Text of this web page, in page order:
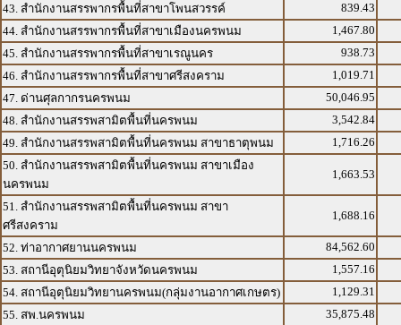
43. สำนักงานสรรพากรพื้นที่สาขาโพนสวรรค์
839.43
44. สำนักงานสรรพากรพื้นที่สาขาเมืองนครพนม
1,467.80
45. สำนักงานสรรพากรพื้นที่สาขาเรณูนคร
938.73
46. สำนักงานสรรพากรพื้นที่สาขาศรีสงคราม
1,019.71
47. ด่านศุลกากรนครพนม
50,046.95
48. สำนักงานสรรพสามิตพื้นที่นครพนม
3,542.84
49. สำนักงานสรรพสามิตพื้นที่นครพนม สาขาธาตุพนม
1,716.26
50. สำนักงานสรรพสามิตพื้นที่นครพนม สาขาเมือง
นครพนม
1,663.53
51. สำนักงานสรรพสามิตพื้นที่นครพนม สาขา
ศรีสงคราม
1,688.16
52. ท่าอากาศยานนครพนม
84,562.60
53. สถานีอุตุนิยมวิทยาจังหวัดนครพนม
1,557.16
54. สถานีอุตุนิยมวิทยานครพนม(กลุ่มงานอากาศเกษตร)
1,129.31
55. สพ.นครพนม
35,875.48